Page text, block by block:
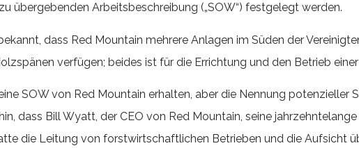
übergebenden Arbeitsbeschreibung („SOW“) festgelegt werden.
dass Red Mountain mehrere Anlagen im Süden der
verfügen; beides ist für die Errichtung und den Betrieb
SOW von Red Mountain erhalten, aber die Nennung potenzieller
dass Bill Wyatt, der CEO von Red Mountain, seine
die Leitung von forstwirtschaftlichen Betrieben und die Aufsicht